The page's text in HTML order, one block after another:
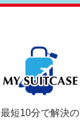
最短10分で解決の